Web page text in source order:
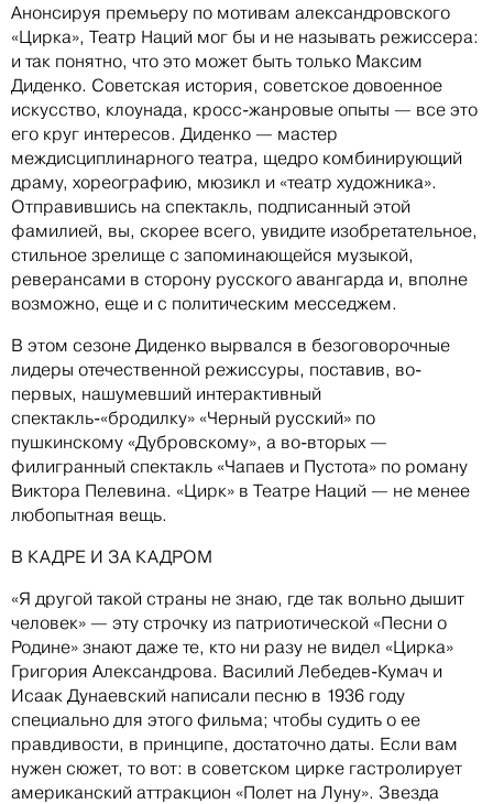
Анонсируя премьеру по мотивам александровского
«Цирка», Театр Наций мог бы и не называть режиссера:
и так понятно, что это может быть только Максим
Диденко. Советская история, советское довоенное
искусство, клоунада, кросс-жанровые опыты — все это
его круг интересов. Диденко — мастер
междисциплинарного театра, щедро комбинирующий
драму, хореографию, мюзикл и «театр художника».
Отправившись на спектакль, подписанный этой
фамилией, вы, скорее всего, увидите изобретательное,
стильное зрелище с запоминающейся музыкой,
реверансами в сторону русского авангарда и, вполне
возможно, еще и с политическим месседжем.
В этом сезоне Диденко вырвался в безоговорочные
лидеры отечественной режиссуры, поставив, во-
первых, нашумевший интерактивный
спектакль-«бродилку» «Черный русский» по
пушкинскому «Дубровскому», а во-вторых —
филигранный спектакль «Чапаев и Пустота» по роману
Виктора Пелевина. «Цирк» в Театре Наций — не менее
любопытная вещь.
В КАДРЕ И ЗА КАДРОМ
«Я другой такой страны не знаю, где так вольно дышит
человек» — эту строчку из патриотической «Песни о
Родине» знают даже те, кто ни разу не видел «Цирка»
Григория Александрова. Василий Лебедев-Кумач и
Исаак Дунаевский написали песню в 1936 году
специально для этого фильма; чтобы судить о ее
правдивости, в принципе, достаточно даты. Если вам
нужен сюжет, то вот: в советском цирке гастролирует
американский аттракцион «Полет на Луну». Звезда